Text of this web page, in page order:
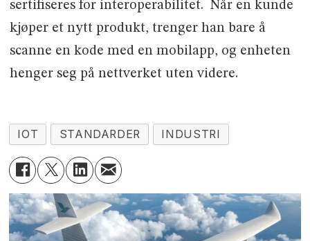
sertifiseres for interoperabilitet. Når en kunde
kjøper et nytt produkt, trenger han bare å
scanne en kode med en mobilapp, og enheten
henger seg på nettverket uten videre.
IOT STANDARDER INDUSTRI